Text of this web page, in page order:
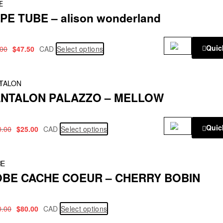
TUBE – alison wonderland
$47.50 CAD Select options
PALAZZO – MELLOW
$25.00 CAD Select options
CACHE COEUR – CHERRY BOBIN
$80.00 CAD Select options